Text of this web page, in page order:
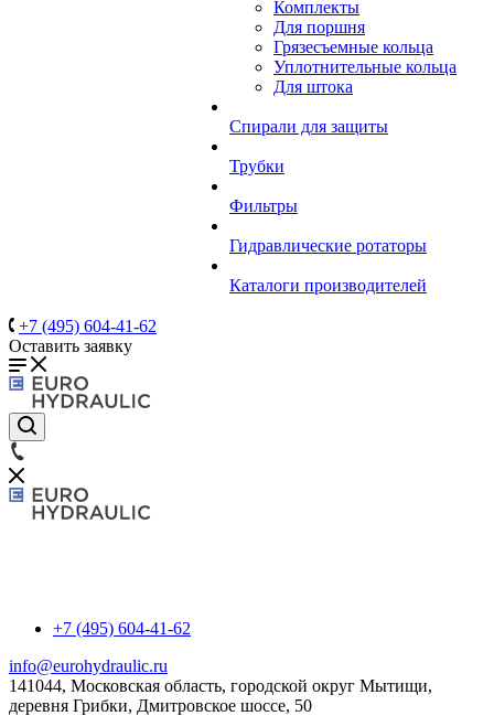
Комплекты
Для поршня
Грязесъемные кольца
Уплотнительные кольца
Для штока
Спирали для защиты
Трубки
Фильтры
Гидравлические ротаторы
Каталоги производителей
+7 (495) 604-41-62
Оставить заявку
+7 (495) 604-41-62
info@eurohydraulic.ru
141044, Московская область, городской округ Мытищи,
деревня Грибки, Дмитровское шоссе, 50